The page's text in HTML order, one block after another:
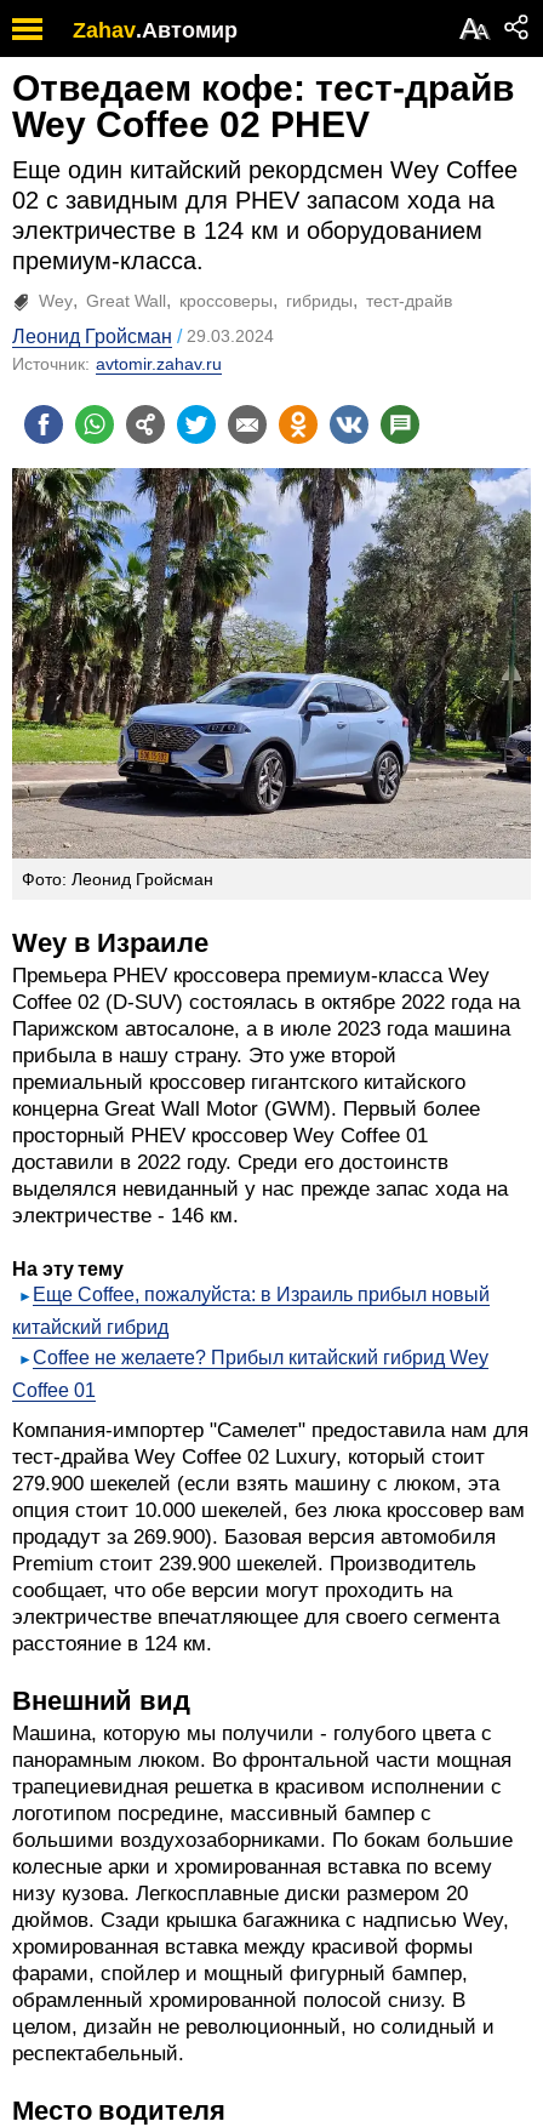
Zahav.Автомир АА
Отведаем кофе: тест-драйв
Wey Coffee 02 PHEV
Еще один китайский рекордсмен Wey Coffee
02 с завидным для PHEV запасом хода на
электричестве в 124 км и оборудованием
премиум-класса.
Wey Great Wall кроссоверы гибриды тест-драйв
Леонид Гройсман
29.03.2024
Источник: avtomir.zahav.ru
Фото: Леонид Гройсман
Wey в Израиле
Премьера PHEV кроссовера премиум-класса Wey
Coffee 02 (D-SUV) состоялась в октябре 2022 года на
Парижском автосалоне, а в июле 2023 года машина
прибыла в нашу страну. Это уже второй
премиальный кроссовер гигантского китайского
концерна Great Wall Motor (GWM). Первый более
просторный PHEV кроссовер Wey Coffee 01
доставили в 2022 году. Среди его достоинств
выделялся невиданный у нас прежде запас хода на
электричестве - 146 км.
На эту тему
Еще Coffee, пожалуйста: в Израиль прибыл новый
китайский гибрид
Coffee не желаете? Прибыл китайский гибрид Wey
Coffee 01
Компания-импортер "Самелет" предоставила нам для
тест-драйва Wey Coffee 02 Luxury, который стоит
279.900 шекелей (если взять машину с люком, эта
опция стоит 10.000 шекелей, без люка кроссовер вам
продадут за 269.900). Базовая версия автомобиля
Premium стоит 239.900 шекелей. Производитель
сообщает, что обе версии могут проходить на
электричестве впечатляющее для своего сегмента
расстояние в 124 км.
Внешний вид
Машина, которую мы получили - голубого цвета с
панорамным люком. Во фронтальной части мощная
трапециевидная решетка в красивом исполнении с
логотипом посредине, массивный бампер с
большими воздухозаборниками. По бокам большие
колесные арки и хромированная вставка по всему
низу кузова. Легкосплавные диски размером 20
дюймов. Сзади крышка багажника с надписью Wey,
хромированная вставка между красивой формы
фарами, спойлер и мощный фигурный бампер,
обрамленный хромированной полосой снизу. В
целом, дизайн не революционный, но солидный и
респектабельный.
Место водителя